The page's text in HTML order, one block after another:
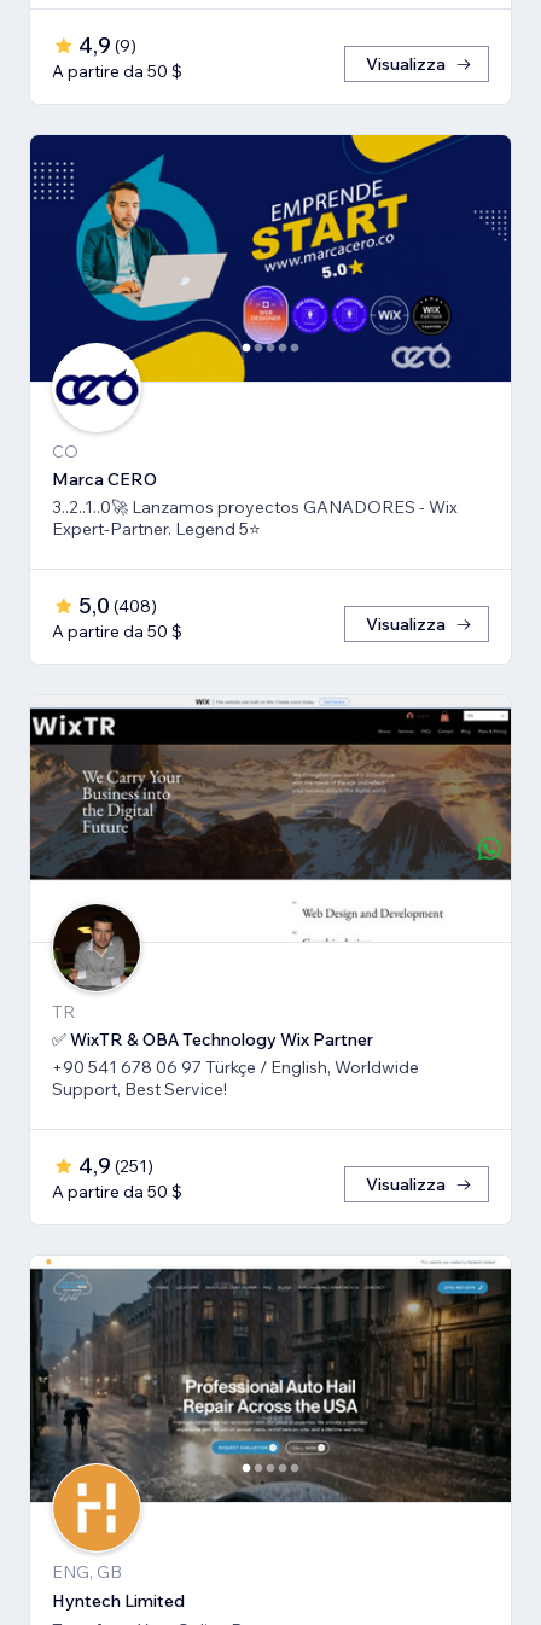
4,9 (9)
A partire da 50 $
Visualizza
CO
Marca CERO
3..2..1..0🚀 Lanzamos proyectos GANADORES - Wix
Expert-Partner. Legend 5⭐️
5,0 (408)
A partire da 50 $
Visualizza
TR
✅ WixTR & OBA Technology Wix Partner
+90 541 678 06 97 Türkçe / English, Worldwide
Support, Best Service!
4,9 (251)
A partire da 50 $
Visualizza
ENG, GB
Hyntech Limited